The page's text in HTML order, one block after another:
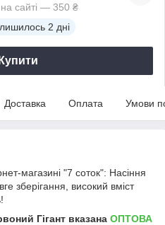
сайті — 350 ₴
2 дні
Купити
Доставка Оплата Умови
магазині "7 соток": Насіння
зберігання, високий вміст
Гігант вказана ОПТОВА